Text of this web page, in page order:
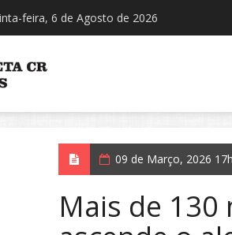
feira, 6 de Agosto de 2026
09 de Março, 2026
Mais de 130